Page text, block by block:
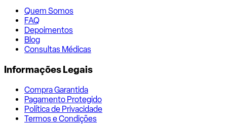
Quem Somos
FAQ
Depoimentos
Blog
Consultas Médicas
Informações Legais
Compra Garantida
Pagamento Protegido
Política de Privacidade
Termos e Condições